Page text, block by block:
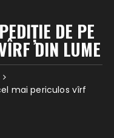
DE PE
DIN LUME
mai periculos vîrf